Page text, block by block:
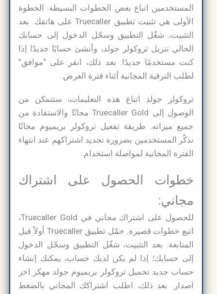
المستخدمين اتباع بعض الخطوات البسيطة. الخطوة
الأولى هي تثبيت تطبيق Truecaller على هاتفك. بعد
التثبيت، شغّل التطبيق وسجّل الدخول إلى حسابك
الحالي تنزيل تروكولر جولد​، وأنشئ حسابًا جديدًا إذا
كنت مستخدمًا جديدًا. بعد ذلك، انقر على “موافق”
لطلب الترقية المجانية أثناء فترة العرض.
تروكولر جولد اتباع هذه التعليمات، ستتمكن من
الوصول إلى Truecaller Gold مجانًا والاستفادة من
جميع ميزاته. طريقة تفعيل تروكولر بريميوم مجانًا
نذكّر المستخدمين بضرورة تجديد اشتراكهم عند انتهاء
الفترة المجانية لمواصلة استخدام.
خطوات الحصول على اشتراك
مجاني:
للحصول على اشتراك مجاني في Truecaller Gold،
اتبع خطوات قصيرة. حمّل تطبيق Truecaller أولاً قبل
المتابعة. بعد التثبيت، شغّل التطبيق وسجّل الدخول
إلى حسابك؛ إذا لم يكن لديك حساب، يمكنك إنشاء
حساب جديد تحميل تروكولر بريميوم جولد مهكر اخر
اصدار​. بعد ذلك، اطلب اشتراكك المجاني بالضغط